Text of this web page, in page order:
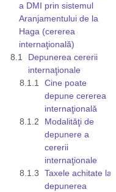
a DMI prin sistemul
Aranjamentului de la
Haga (cererea
internaţională)
Depunerea cererii
internaţionale
Cine poate
depune cererea
internaţională
Modalităţi de
depunere a
cererii
internaţionale
Taxele achitate la
depunerea